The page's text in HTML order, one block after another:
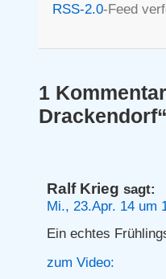
RSS-2.0-Feed
1
Ralf Krieg sagt:
Mi., 23.Apr. 14 um
Ein echtes
zum Video: